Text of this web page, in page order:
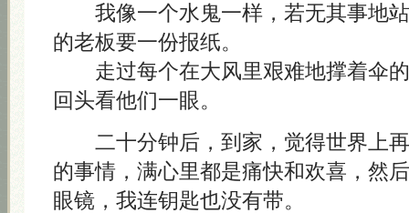
我像一个水鬼一样，若无其事地站
的老板要一份报纸。
走过每个在大风里艰难地撑着伞的
回头看他们一眼。
二十分钟后，到家，觉得世界上再
的事情，满心里都是痛快和欢喜，然
眼镜，我连钥匙也没有带。